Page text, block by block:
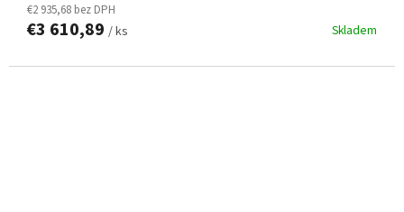
Skladem
€2 935,68 bez DPH
€3 610,89 / ks